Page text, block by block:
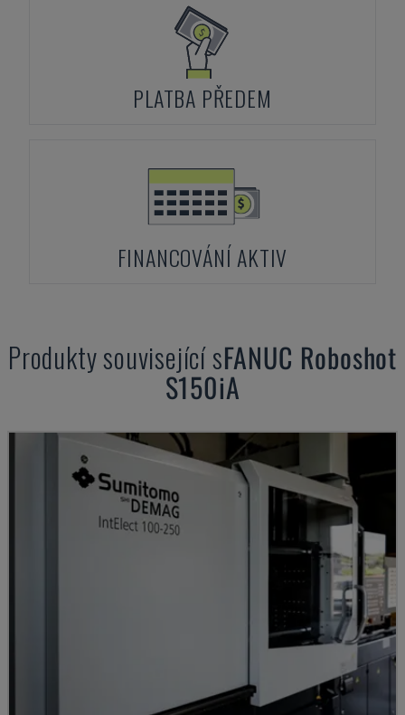
PLATBA PŘEDEM
FINANCOVÁNÍ AKTIV
Produkty související sFANUC Roboshot
S150iA